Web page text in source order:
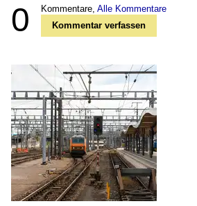
0 Kommentare, Alle Kommentare
Kommentar verfassen